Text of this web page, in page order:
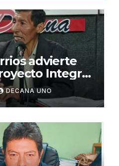
advierte
Integral
para
DECANA UNO